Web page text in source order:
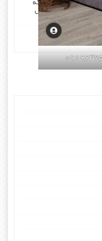
محل انجام میشود که
درب با چارچوب فیکس میشود۰۹۱۹۶۳۷۵۸۰۰-۰۹۳۰۷۸۰۱۷۸۸مهندس
-درب عایق-صوتی ضد-صدا ۰۹۱۹۶۳۷۵۸۰۰